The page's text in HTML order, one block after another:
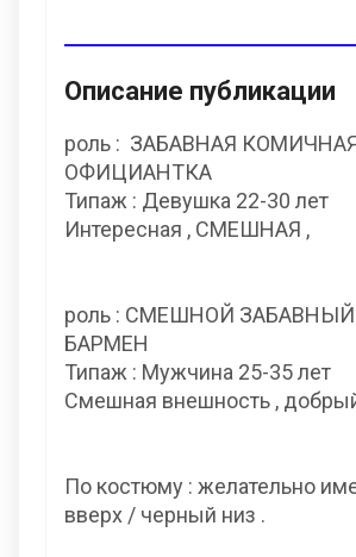
Описание публикации
роль : ЗАБАВНАЯ
ОФИЦИАНТКА
Типаж : Девушка 22-30 лет
Интересная , СМЕШНАЯ ,
роль : СМЕШНОЙ ЗАБАВНЫЙ
БАРМЕН
Типаж : Мужчина 25-35 лет
Смешная внешность ,
По костюму : желательно
вверх / черный низ .